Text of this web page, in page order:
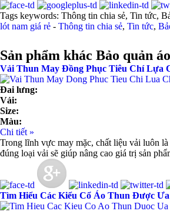
Tags keywords: Thông tin chia sẻ, Tin tức,
lót nam giá rẻ - Thông tin chia sẻ, Tin tức,
Sản phẩm khác Bảo quản
Vải Thun May Đồng Phục Tiêu Chí Lựa
Đai lưng:
Vải:
Size:
Màu:
Chi tiết »
Trong lĩnh vực may mặc, chất liệu vải luôn
đúng loại vải sẽ giúp nâng cao giá trị sản
Tìm Hiểu Các Kiểu Cổ Áo Thun Được